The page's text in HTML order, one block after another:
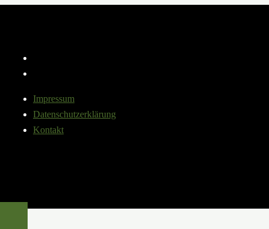
Impressum
Datenschutzerklärung
Kontakt